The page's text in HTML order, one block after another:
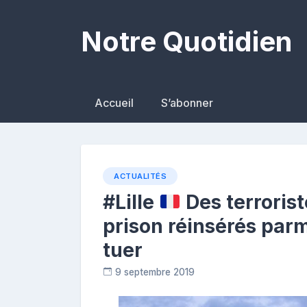
Notre Quotidien
Accueil S’abonner
ACTUALITÉS
#Lille
Des
prison réinsérés
tuer
9 septembre 2019
e